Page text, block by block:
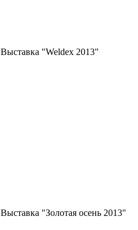
Выставка "Weldex 2013"
Выставка "Золотая осень 2013"